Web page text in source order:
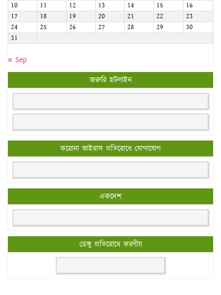
10
11 12 13 14 15
16
17
18 19 20 21 22
23
24
25 26 27 28 29
30
31
« Sep
জরুরি হটলাইন
করোনা ভাইরাস প্রতিরোধে যোগাযোগ
একদেশ
ডেঙ্গু প্রতিরোধে করণীয়